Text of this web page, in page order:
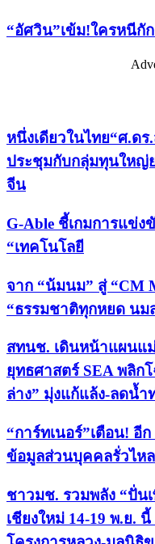
“อัศวิน”เข้ม!ใครหนีกั
หนึ่งเดียวในไทย“ศ.ด
ประชุมกับกลุ่มทุนให
จีน
G-Able ชี้เกมการแข่
“เทคโนโลยี
จาก “น้มนม” สู่ “CM
“ธรรมชาติทุกหยด นม
สทนช. เดินหน้าแผนแ
ยุทธศาสตร์ SEA พลิก
ล่าง” มุ่งแก้แล้ง-ลดน้ำ
“การ์ทเนอร์”เตือน! อี
ข้อมูลส่วนบุคคลรั่วไหล
ชาวมช. รวมพลัง “ปั่น
เชียงใหม่ 14-19 พ.ย.